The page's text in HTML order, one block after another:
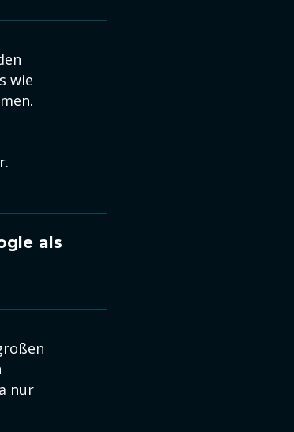
wie
als
nur